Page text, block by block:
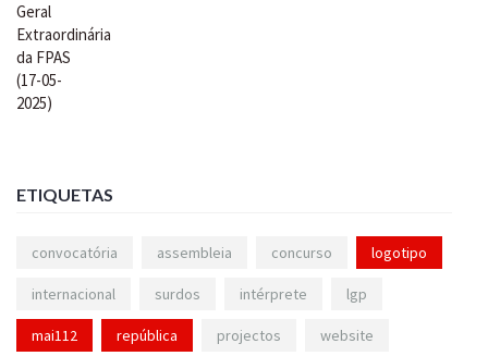
ETIQUETAS
convocatória assembleia concurso logotipo
internacional surdos intérprete lgp
mai112 república projectos website